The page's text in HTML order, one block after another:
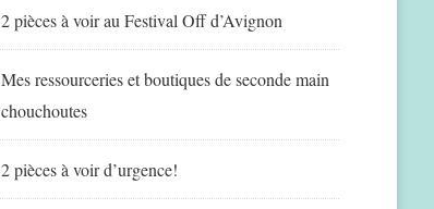
2 pièces à voir au Festival Off d’Avignon
Mes ressourceries et boutiques de seconde main
chouchoutes
2 pièces à voir d’urgence!